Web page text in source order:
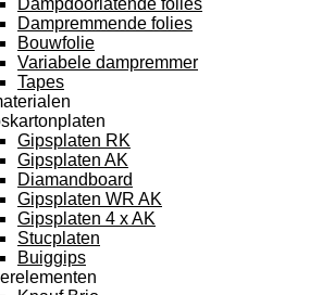
Dampdoorlatende folies
Dampremmende folies
Bouwfolie
Variabele dampremmer
Tapes
Gipsplaten RK
Gipsplaten AK
Diamandboard
Gipsplaten WR AK
Gipsplaten 4 x AK
Stucplaten
Buiggips